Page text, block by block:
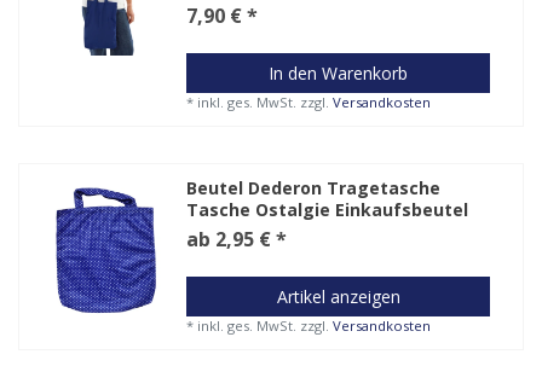
7,90 € *
In den Warenkorb
* inkl. ges. MwSt. zzgl.Versandkosten
Beutel Dederon Tragetasche
Tasche Ostalgie Einkaufsbeutel
ab 2,95 € *
Artikel anzeigen
* inkl. ges. MwSt. zzgl.Versandkosten